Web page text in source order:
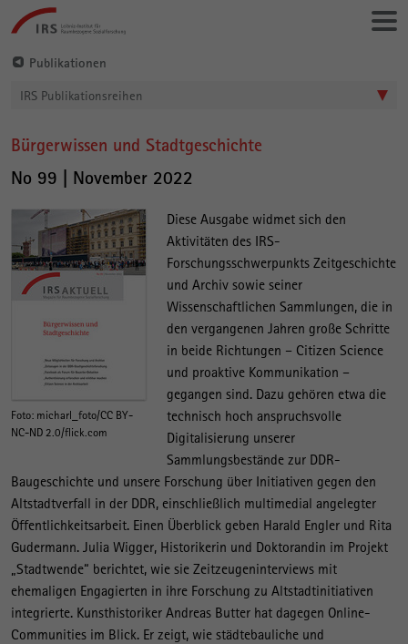
Gehe
direkt
zu:
Leibniz-
Institut
für
Sozialforschung
Publikationen
IRS Publikationsreihen
Hauptinhalt
Bürgerwissen und Stadtgeschichte
No 99 | November 2022
Foto: micharl_foto/CC BY-
NC-ND 2.0/flick.com
Diese Ausgabe widmet sich den
Aktivitäten des IRS-
Forschungsschwerpunkts Zeitgeschichte
und Archiv sowie seiner
Wissenschaftlichen Sammlungen, die in
den vergangenen Jahren große Schritte
in beide Richtungen – Citizen Science
und proaktive Kommunikation –
gegangen sind. Dazu gehören etwa die
technisch hoch anspruchsvolle
Digitalisierung unserer
Sammlungsbestände zur DDR-
Baugeschichte und unsere Forschung über Initiativen gegen den
Altstadtverfall in der DDR, einschließlich multimedial angelegter
Öffentlichkeitsarbeit. Einen Überblick geben Harald Engler und Rita
Gudermann. Julia Wigger, Historikerin und Doktorandin im Projekt
„Stadtwende“ berichtet, wie sie Zeitzeugeninterviews mit
ehemaligen Engagierten in ihre Forschung zu Altstadtinitiativen
integrierte. Kunsthistoriker Andreas Butter hat dagegen Online-
Communities im Blick. Er zeigt, wie städtebauliche und